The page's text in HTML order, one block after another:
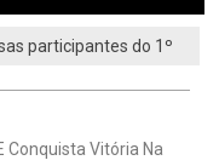
participantes do 1º
Conquista Vitória Na